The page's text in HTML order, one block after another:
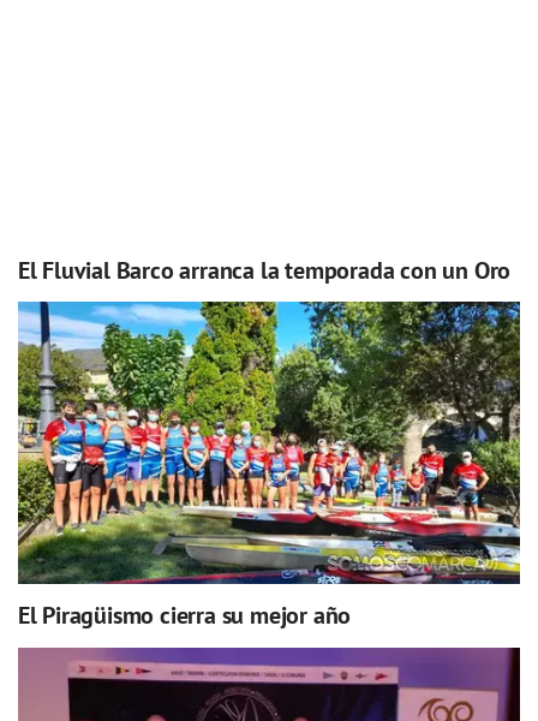
El Fluvial Barco arranca la temporada con un Oro
El Piragüismo cierra su mejor año